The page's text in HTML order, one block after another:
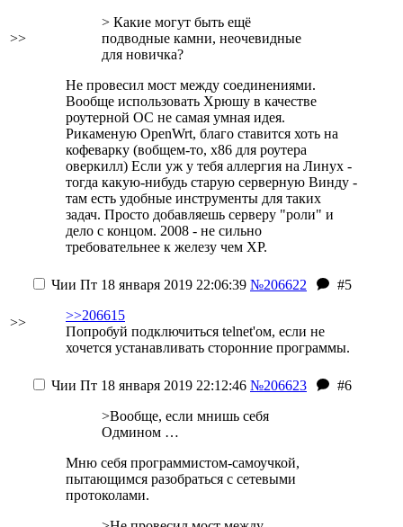
>>
> Какие могут быть ещё
подводные камни, неочевидные
для новичка?
Не провесил мост между соединениями.
Вообще использовать Хрюшу в качестве
роутерной ОС не самая умная идея.
Рикаменую OpenWrt, благо ставится хоть на
кофеварку (вобщем-то, х86 для роутера
оверкилл) Если уж у тебя аллергия на Линух -
тогда какую-нибудь старую серверную Винду -
там есть удобные инструменты для таких
задач. Просто добавляешь серверу "роли" и
дело с концом. 2008 - не сильно
требовательнее к железу чем XP.
>>
Чии Пт 18 января 2019 22:06:39 №206622
#5
>>206615
Попробуй подключиться telnet'ом, если не
хочется устанавливать сторонние программы.
Чии Пт 18 января 2019 22:12:46 №206623
#6
>Вообще, если мнишь себя
Одмином …
Мню себя программистом-самоучкой,
пытающимся разобраться с сетевыми
протоколами.